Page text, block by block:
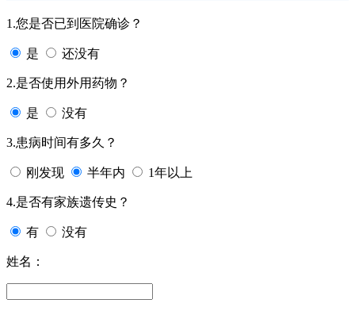
1.您是否已到医院确诊？
是 还没有
2.是否使用外用药物？
是 没有
3.患病时间有多久？
刚发现 半年内 1年以上
4.是否有家族遗传史？
有 没有
姓名：